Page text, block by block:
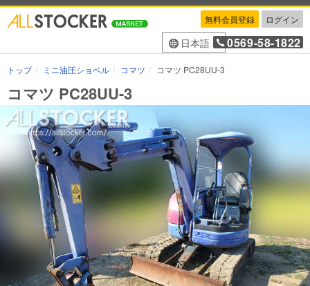
無料会員登録 ログイン
日本語 0569-58-1822
トップ ミニ油圧ショベル コマツ コマツ PC28UU-3
コマツ PC28UU-3